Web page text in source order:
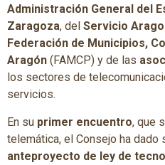
Administración General del
Zaragoza, del Servicio
Federación de Municipios,
Aragón (FAMCP) y de las
los sectores de
servicios.
En su primer encuentro, que
telemática, el Consejo ha dado
anteproyecto de ley de